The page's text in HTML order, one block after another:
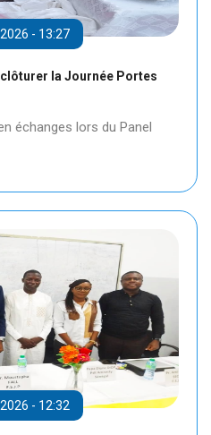
- 13:27
la Journée Portes
échanges lors du Panel
- 12:32